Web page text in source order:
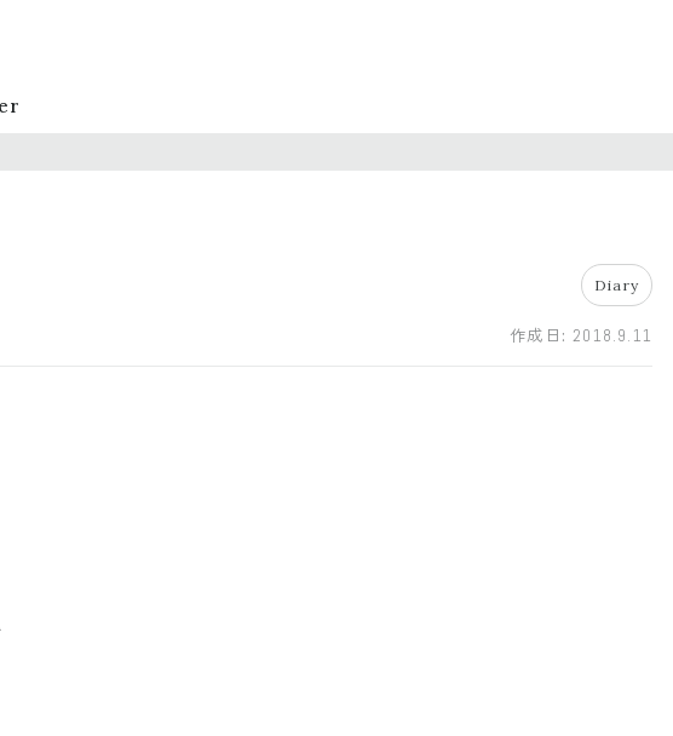
Diary
作成日:2018.9.11